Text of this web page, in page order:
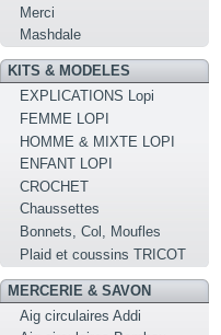
Merci
Mashdale
KITS & MODELES
EXPLICATIONS Lopi
FEMME LOPI
HOMME & MIXTE LOPI
ENFANT LOPI
CROCHET
Chaussettes
Bonnets, Col, Moufles
Plaid et coussins TRICOT
MERCERIE & SAVON
Aig circulaires Addi